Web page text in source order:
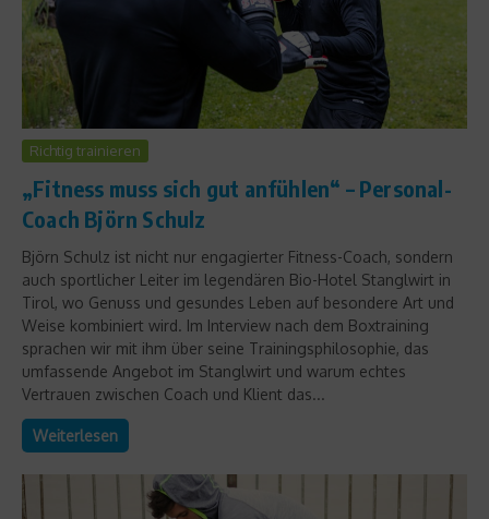
Richtig trainieren
„Fitness muss sich gut anfühlen“ – Personal-
Coach Björn Schulz
Björn Schulz ist nicht nur engagierter Fitness-Coach, sondern
auch sportlicher Leiter im legendären Bio-Hotel Stanglwirt in
Tirol, wo Genuss und gesundes Leben auf besondere Art und
Weise kombiniert wird. Im Interview nach dem Boxtraining
sprachen wir mit ihm über seine Trainingsphilosophie, das
umfassende Angebot im Stanglwirt und warum echtes
Vertrauen zwischen Coach und Klient das...
Weiterlesen